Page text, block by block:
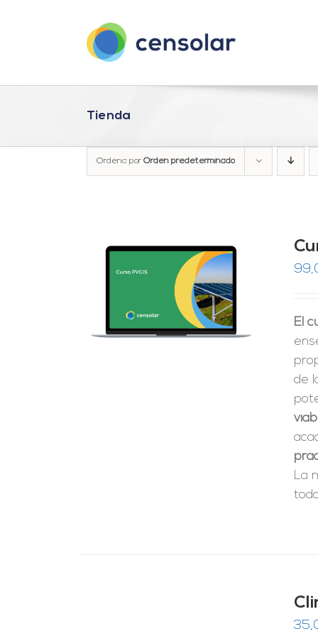
Tienda
Ordena por Orden predeterminado
El
de
La